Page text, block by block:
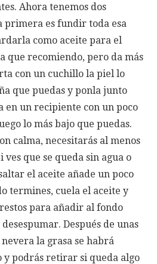
Ahora tenemos dos
primera es fundir toda esa
como aceite para el
que recomiendo, pero da más
con un cuchillo la piel lo
que puedas y ponla junto
en un recipiente con un poco
lo más bajo que puedas.
calma, necesitarás al menos
ves que se queda sin agua o
el aceite añade un poco
termines, cuela el aceite y
para añadir al fondo
desespumar. Después de unas
la grasa se habrá
y podrás retirar si queda algo